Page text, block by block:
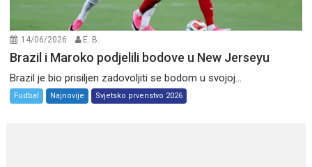
14/06/2026 E. B.
Brazil i Maroko podjelili bodove u New Jerseyu
Brazil je bio prisiljen zadovoljiti se bodom u svojoj...
Fudbal Najnovije Svjetsko prvenstvo 2026